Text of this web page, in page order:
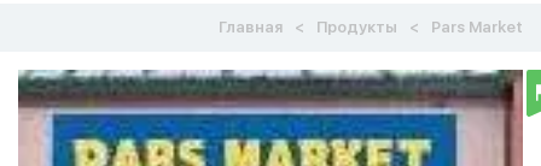
Главная Продукты Pars Market